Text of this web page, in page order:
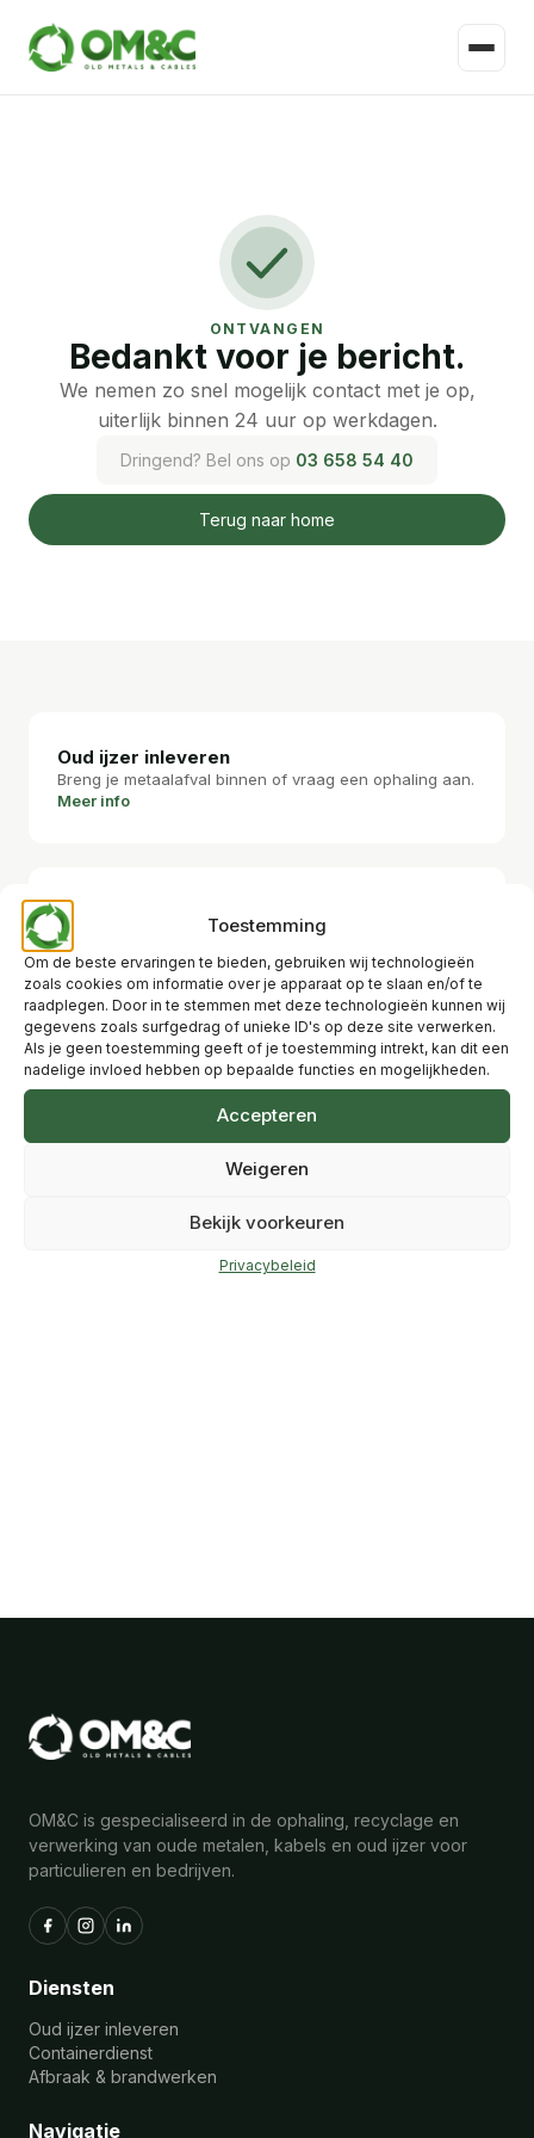
Toestemming
Om de beste ervaringen te bieden, gebruiken wij technologieën
zoals cookies om informatie over je apparaat op te slaan en/of te
raadplegen. Door in te stemmen met deze technologieën kunnen wij
gegevens zoals surfgedrag of unieke ID's op deze site verwerken.
Als je geen toestemming geeft of je toestemming intrekt, kan dit een
nadelige invloed hebben op bepaalde functies en mogelijkheden.
Accepteren
Weigeren
Bekijk voorkeuren
Privacybeleid
ONTVANGEN
Bedankt voor je bericht.
We nemen zo snel mogelijk contact met je op,
uiterlijk binnen 24 uur op werkdagen.
Dringend? Bel ons op 03 658 54 40
Terug naar home
Oud ijzer inleveren
Breng je metaalafval binnen of vraag een ophaling aan.
Meer info
Containerdienst
Containers op maat van je project of werf.
Meer info
Afbraakwerken
Volledige begeleiding bij sloop en metaalverwerking.
OM&C is gespecialiseerd in de ophaling, recyclage en
verwerking van oude metalen, kabels en oud ijzer voor
particulieren en bedrijven.
Diensten
Oud ijzer inleveren
Containerdienst
Afbraak & brandwerken
Navigatie